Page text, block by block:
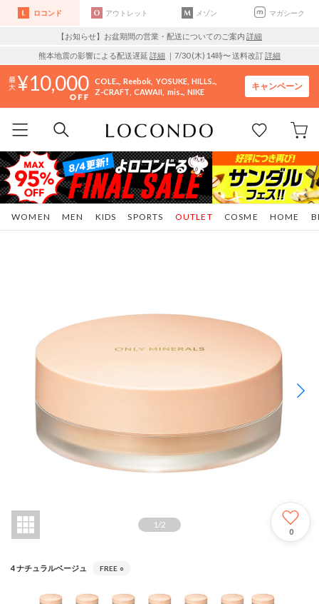
ロコンド アウトレット メゾン マガシーク
【お知らせ】お盆期間の営業・配送についてのご案内 詳細
熊本地震の影響による配送遅延 詳細 ｜7/30 (木) 14時〜 送料改訂詳細
10,000 COLE.. Reebok YOSUKE HILLS..
Z-CRAFT CAWAII mis.. NIKE
キャンペーン
WOMEN MEN KIDS SPORTS COSME HOME
OUTLET
1 /2
0
4 ナチュラルベージュ FREE ○